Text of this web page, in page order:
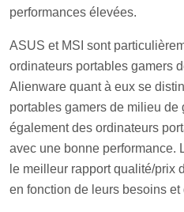
performances é levées.
ASUS etMSI sontparticulière
ordinateurs portables gamers
Alienware quant à eux se
portables gamers de mil ieu de
également des ordinateurs port
avec une bonne performance.
le meilleur rapportqual ité/prix
en fonction de leurs besoins et